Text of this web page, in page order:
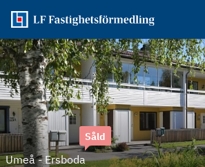
Umeå-Ersboda
Såld